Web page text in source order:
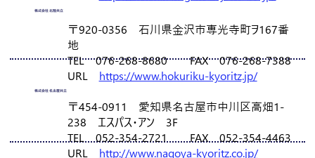
〒920-0356 石川県金沢市専光寺町ヲ167番
地
TEL 076-268-8680 FAX 076-268-7388
URL https://www.hokuriku-kyoritz.jp/
株式会社 北陸共立
〒454-0911 愛知県名古屋市中川区高畑1-
238 エスパス・アン 3F
TEL 052-354-2721 FAX 052-354-4463
URL http://www.nagoya-kyoritz.co.jp/
株式会社 名古屋共立